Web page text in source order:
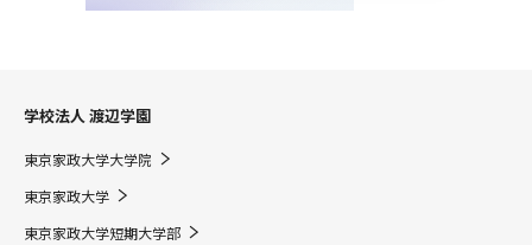
学校法人 渡辺学園
東京家政大学大学院
東京家政大学
東京家政大学短期大学部